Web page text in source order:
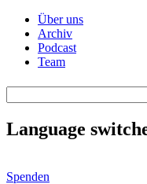
Über uns
Archiv
Podcast
Team
Language
Spenden